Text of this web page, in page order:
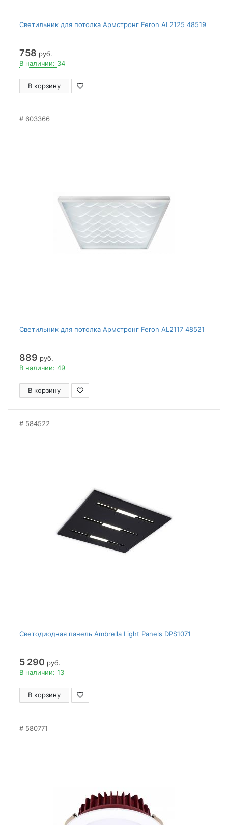
Светильник для потолка Армстронг Feron AL2125 48519
758 руб.
В наличии: 34
В корзину
603366
Светильник для потолка Армстронг Feron AL2117 48521
889 руб.
В наличии: 49
В корзину
584522
Светодиодная панель Ambrella Light Panels DPS1071
5 290 руб.
В наличии: 13
В корзину
580771